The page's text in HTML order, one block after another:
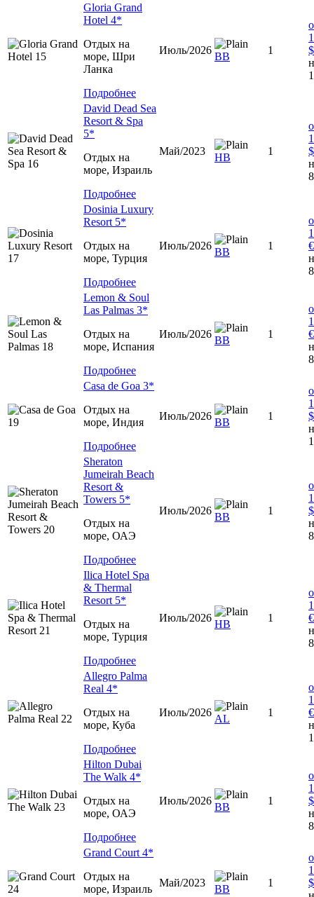
Gloria Grand
Hotel 4*
Отдых на
море, Шри
Ланка
Подробнее
Июль/2026
ВВ
1
$
David Dead Sea
Resort & Spa
5*
Отдых на
море, Израиль
Подробнее
Май/2023
HB
1
$
Dosinia Luxury
Resort 5*
Отдых на
море, Турция
Подробнее
Июль/2026
ВВ
1
€
Lemon & Soul
Las Palmas 3*
Отдых на
море, Испания
Подробнее
Июль/2026
BB
1
€
Casa de Goa 3*
Отдых на
море, Индия
Подробнее
Июль/2026
ВВ
1
$
Sheraton
Jumeirah Beach
Resort &
Towers 5*
Отдых на
море, ОАЭ
Подробнее
Июль/2026
ВВ
1
$
Ilica Hotel Spa
& Thermal
Resort 5*
Отдых на
море, Турция
Подробнее
Июль/2026
HB
1
€
Allegro Palma
Real 4*
Отдых на
море, Куба
Подробнее
Июль/2026
AL
1
€
Hilton Dubai
The Walk 4*
Отдых на
море, ОАЭ
Подробнее
Июль/2026
ВВ
1
$
Grand Court 4*
Отдых на
море, Израиль
Май/2023
ВВ
1
$